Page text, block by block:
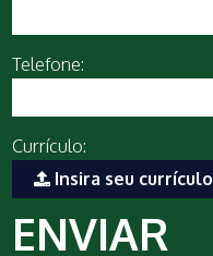
Telefone:
Currículo:
Insira seu currículo